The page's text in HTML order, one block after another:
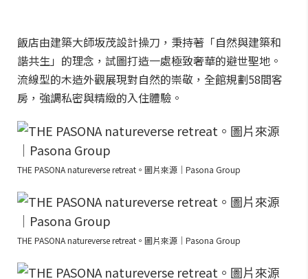
飯店由建築大師坂茂設計操刀，秉持著「自然與建築和
諧共生」的理念，試圖打造一處極致奢華的避世聖地。
流線型的木造外觀展現對自然的崇敬，全館規劃58間客
房，強調私密與精緻的入住體驗。
THE PASONA natureverse retreat。圖片來源｜Pasona Group
THE PASONA natureverse retreat。圖片來源｜Pasona Group